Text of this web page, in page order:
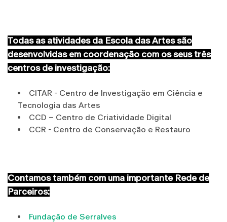
Todas as atividades da Escola das Artes são
desenvolvidas em coordenação com os seus três
centros de investigação:
CITAR - Centro de Investigação em Ciência e
Tecnologia das Artes
CCD – Centro de Criatividade Digital
CCR - Centro de Conservação e Restauro
Contamos também com uma importante Rede de
Parceiros:
Fundação de Serralves